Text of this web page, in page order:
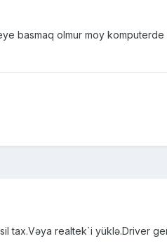
basmaq olmur moy komputerde
sil tax.Vəya realtek`i yüklə.Driver